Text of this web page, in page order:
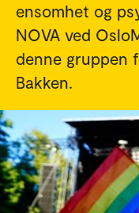
ensomhet og
NOVA ved
denne gruppen
Bakken.